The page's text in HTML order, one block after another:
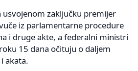
zaključku premijer
iz parlamentarne procedure
i druge akte, a federalni ministri
15 dana očituju o daljem
akata.